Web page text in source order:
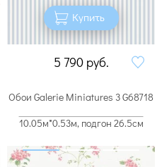
Купить
5 790 руб.
Обои Galerie Miniatures 3 G68718
10.05м*0.53м, подгон 26.5см